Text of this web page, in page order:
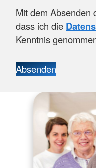
Mit dem Absenden
dass ich die
Kenntnis
Absenden